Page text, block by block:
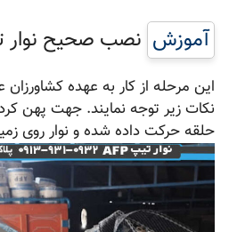
آموزشنصب صحیح نوار
این مرحله از کار به عهده کشاورزان
نکات زیر توجه نمایند. جهت پهن کردن
حلقه حرکت داده شده و نوار روی زمین